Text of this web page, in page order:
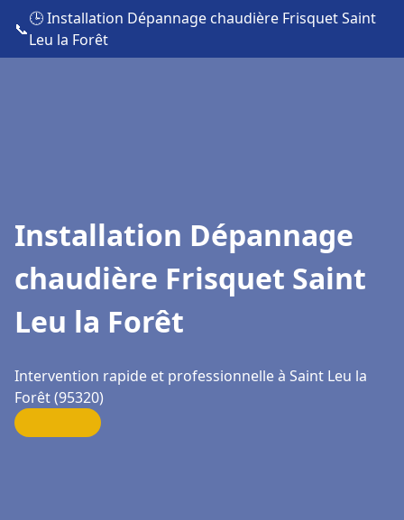
📞
🕒 Installation Dépannage chaudière Frisquet Saint
Leu la Forêt
Installation Dépannage
chaudière Frisquet Saint
Leu la Forêt
Intervention rapide et professionnelle à Saint Leu la
Forêt (95320)